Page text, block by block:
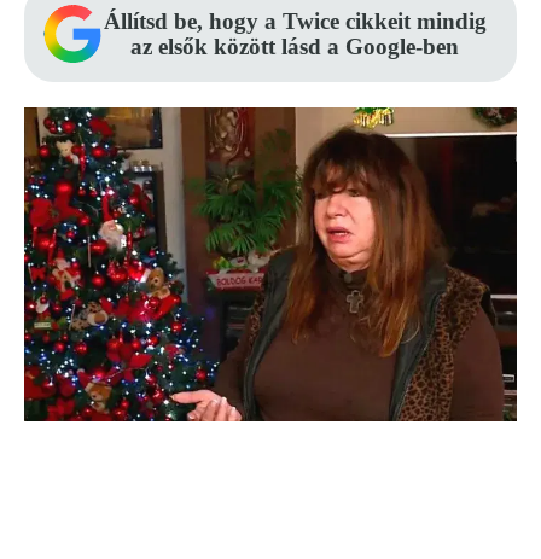
Állítsd be, hogy a Twice cikkeit mindig
az elsők között lásd a Google-ben